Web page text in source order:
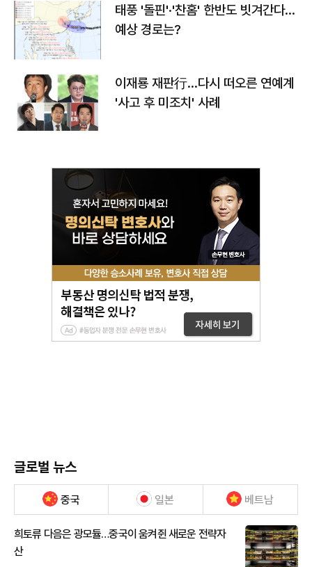
태풍 '돌핀'·'찬홈' 한반도 빗겨간다…
예상 경로는?
이재룡 재판行…다시 떠오른 연예계
'사고 후 미조치' 사례
글로벌 뉴스
중국 일본 베트남
희토류 다음은 광모듈…중국이 움켜쥔 새로운 전략자
산